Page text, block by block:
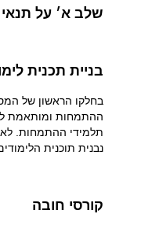
שלב א׳ על תנאי
בניית תכנית
בחלקו הראשון של
ההתמחות ומותאמת
תלמידי ההתמחות.
נבנית תוכנית
קורסי חובה